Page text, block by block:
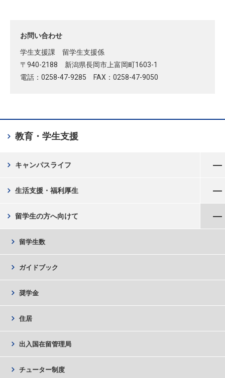
お問い合わせ
学生支援課 留学生支援係
〒940-2188 新潟県長岡市上富岡町1603-1
電話：0258-47-9285 FAX：0258-47-9050
教育・学生支援
chevron_right
キャンパスライフ
chevron_right
生活支援・福利厚生
chevron_right
留学生の方へ向けて
chevron_right
留学生数
chevron_right
ガイドブック
chevron_right
奨学金
chevron_right
住居
chevron_right
出入国在留管理局
chevron_right
チューター制度
chevron_right